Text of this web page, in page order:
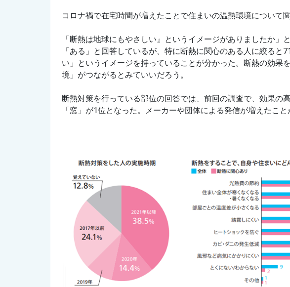
コロナ禍で在宅時間が増えたことで住まいの温熱環境について
「断熱は地球にもやさしい』というイメージがありましたか」
「ある」と回答しているが、特に断熱に関心のある人に絞ると
い」というイメージを持っていることが分かった。断熱の効果
境」がつながるとみていいだろう。
断熱対策を行っている部位の回答では、前回の調査で、効果の
「窓」が1位となった。メーカーや団体による発信が増えたこ